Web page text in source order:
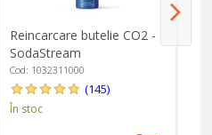
Reincarcare butelie CO2 -
SodaStream
Cod: 1032311000
(145)
În stoc